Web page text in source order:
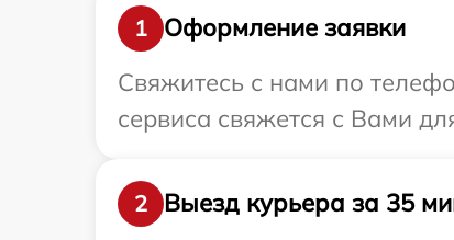
1
Оформление заявки
Свяжитесь с нами по
сервиса свяжется с Вами
2
Выезд курьера за 35